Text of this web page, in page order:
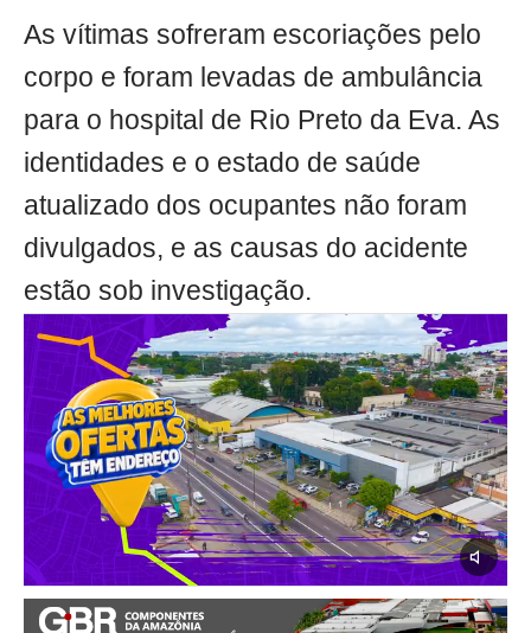
As vítimas sofreram escoriações pelo
corpo e foram levadas de ambulância
para o hospital de Rio Preto da Eva. As
identidades e o estado de saúde
atualizado dos ocupantes não foram
divulgados, e as causas do acidente
estão sob investigação.